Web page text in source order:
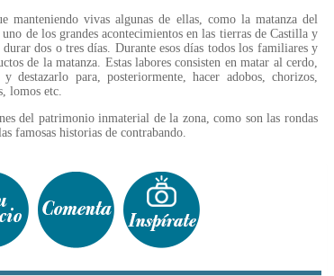
manteniendo vivas algunas de ellas, como la matanza del
de los grandes acontecimientos en las tierras de Castilla y
dos o tres días. Durante esos días todos los familiares y
de la matanza. Estas labores consisten en matar al cerdo,
destazarlo para, posteriormente, hacer adobos, chorizos,
lomos etc.
del patrimonio inmaterial de la zona, como son las rondas
famosas historias de contrabando.